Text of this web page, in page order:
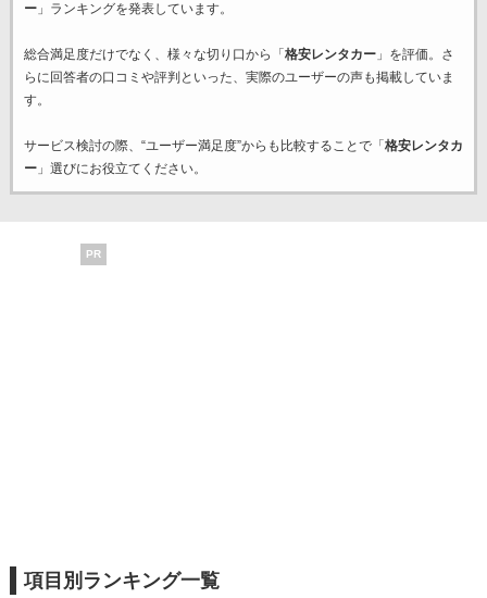
ー」ランキングを発表しています。
総合満足度だけでなく、様々な切り口から「 格安レンタカー」を評価。さ
らに回答者の口コミや評判といった、実際のユーザーの声も掲載していま
す。
サービス検討の際、“ユーザー満足度”からも比較することで「 格安レンタカ
ー」選びにお役立てください。
PR
項目別ランキング一覧